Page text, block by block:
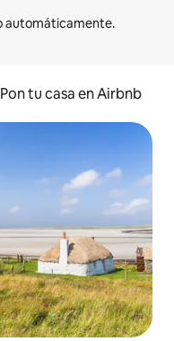
Pon tu casa en Airbnb